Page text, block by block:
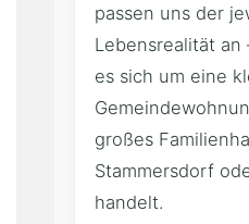
passen uns der
Lebensrealität an
es sich um eine
großes
Stammersdorf
handelt.